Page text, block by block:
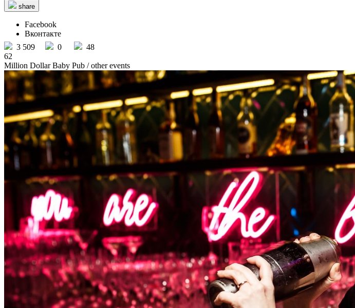
share
Facebook
Вконтакте
3 509
0
48
62
Million Dollar Baby Pub / other events